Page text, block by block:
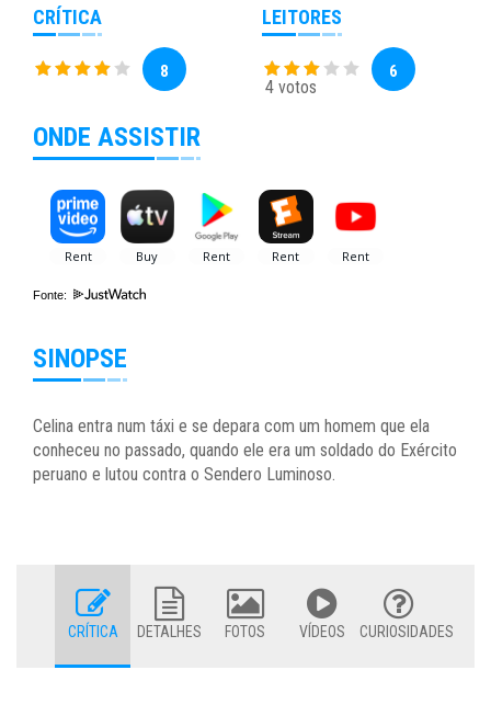
CRÍTICA
8
LEITORES
4 votos
6
ONDE ASSISTIR
Fonte:
SINOPSE
Celina entra num táxi e se depara com um homem que ela
conheceu no passado, quando ele era um soldado do Exército
peruano e lutou contra o Sendero Luminoso.
CRÍTICA DETALHES FOTOS VÍDEOS CURIOSIDADES